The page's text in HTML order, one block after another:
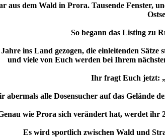
dem Wald in Prora. Tausende Fenster,
So begann das Listing zu
ins Land gezogen, die einleitenden
und viele von Euch werden bei Ihrem
Ihr fragt Euch jetzt:
abermals alle Dosensucher auf das Gelände
wie Prora sich verändert hat, werdet ihr
Es wird sportlich zwischen Wald und